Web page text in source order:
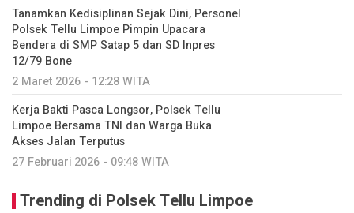
Tanamkan Kedisiplinan Sejak Dini, Personel
Polsek Tellu Limpoe Pimpin Upacara
Bendera di SMP Satap 5 dan SD Inpres
12/79 Bone
2 Maret 2026 - 12:28 WITA
Kerja Bakti Pasca Longsor, Polsek Tellu
Limpoe Bersama TNI dan Warga Buka
Akses Jalan Terputus
27 Februari 2026 - 09:48 WITA
Trending di Polsek Tellu Limpoe